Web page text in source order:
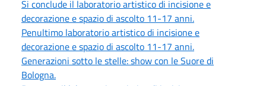
Si conclude il laboratorio artistico di incisione e
decorazione e spazio di ascolto 11-17 anni.
Penultimo laboratorio artistico di incisione e
decorazione e spazio di ascolto 11-17 anni.
Generazioni sotto le stelle: show con le Suore di
Bologna.